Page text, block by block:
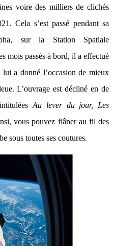
voire des milliers de clichés
Cela s’est passé pendant sa
sur la Station Spatiale
mois passés à bord, il a effectué
a donné l’occasion de mieux
L’ouvrage est décliné en de
Au lever du jour, Les
vous pouvez flâner au fil des
sous toutes ses coutures.